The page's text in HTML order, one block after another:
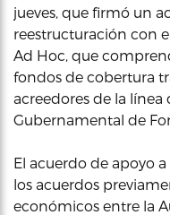
jueves, que firmó un
reestructuración con
Ad Hoc, que
fondos de cobertura
acreedores de la
Gubernamental de
El acuerdo de apoyo
los acuerdos
económicos entre la